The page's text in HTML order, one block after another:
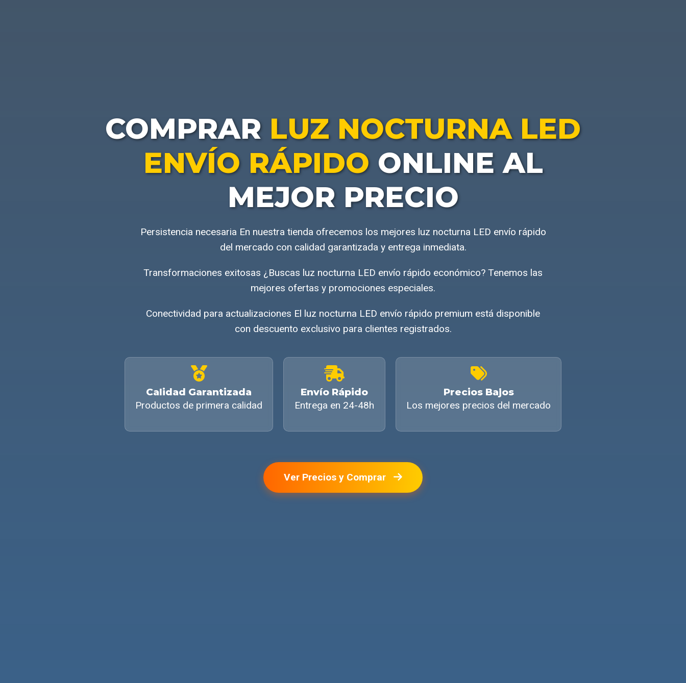
COMPRAR LUZ NOCTURNA LED
ENVÍO RÁPIDOONLINE AL
MEJOR PRECIO
Persistencia necesaria En nuestra tienda ofrecemos los mejores luz nocturna LED envío rápido
del mercado con calidad garantizada y entrega inmediata.
Transformaciones exitosas ¿Buscas luz nocturna LED envío rápido económico? Tenemos las
mejores ofertas y promociones especiales.
Conectividad para actualizaciones El luz nocturna LED envío rápido premium está disponible
con descuento exclusivo para clientes registrados.
Calidad Garantizada
Productos de primera calidad
Envío Rápido
Entrega en 24-48h
Precios Bajos
Los mejores precios del mercado
Ver Precios y Comprar